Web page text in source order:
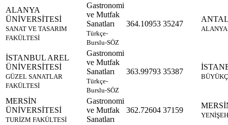
ALANYA
ÜNİVERSİTESİ
SANAT VE TASARIM
FAKÜLTESİ
Gastronomi
ve Mutfak
Sanatları
Türkçe-
Burslu-SÖZ
364.10953 35247
ALANYA
İSTANBUL AREL
ÜNİVERSİTESİ
GÜZEL SANATLAR
FAKÜLTESİ
Gastronomi
ve Mutfak
Sanatları
Türkçe-
Burslu-SÖZ
363.99793 35387
MERSİN
ÜNİVERSİTESİ
TURİZM FAKÜLTESİ
Gastronomi
ve Mutfak
Sanatları
362.72604 37159